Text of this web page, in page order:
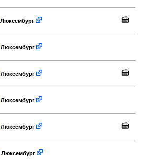
Люксембург
Люксембург
Люксембург
Люксембург
Люксембург
Люксембург